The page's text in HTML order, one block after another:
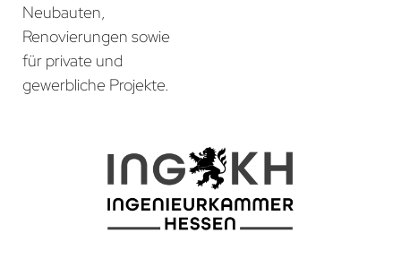
Neubauten,
Renovierungen sowie
für private und
gewerbliche Projekte.